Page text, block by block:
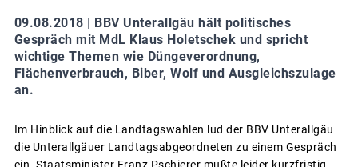
09.08.2018 |
BBV Unterallgäu hält politisches
Gespräch mit MdL Klaus Holetschek und spricht
wichtige Themen wie Düngeverordnung,
Flächenverbrauch, Biber, Wolf und Ausgleichszulage
an.
Im Hinblick auf die Landtagswahlen lud der BBV Unterallgäu
die Unterallgäuer Landtagsabgeordneten zu einem Gespräch